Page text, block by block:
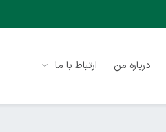
درباره من ارتباط با ما